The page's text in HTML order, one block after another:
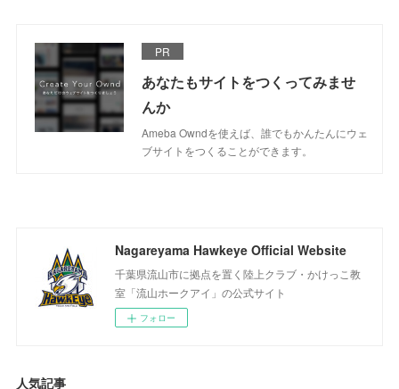
PR
あなたもサイトをつくってみませ
んか
Ameba Owndを使えば、誰でもかんたんにウェ
ブサイトをつくることができます。
Nagareyama Hawkeye Official Website
千葉県流山市に拠点を置く陸上クラブ・かけっこ教
室「流山ホークアイ」の公式サイト
フォロー
人気記事